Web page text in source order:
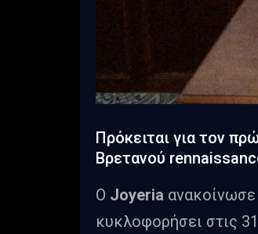
Πρόκειται για τον
Βρετανού
Ο Joyeria
κυκλοφορήσει στις